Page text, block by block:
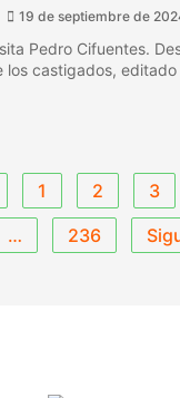
19 de septiembre de
Pedro Cifuentes.
los castigados,
1 2 3
… 236